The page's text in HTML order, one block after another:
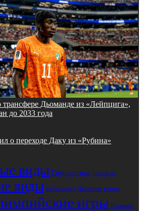
трансфере Дьоманде из «Лейпцига»,
до 2033 года
о переходе Даку из «Рубина»
виды Гимнастика Гребля на
виды Киберспорт Лыжные гонки
игры Плавание